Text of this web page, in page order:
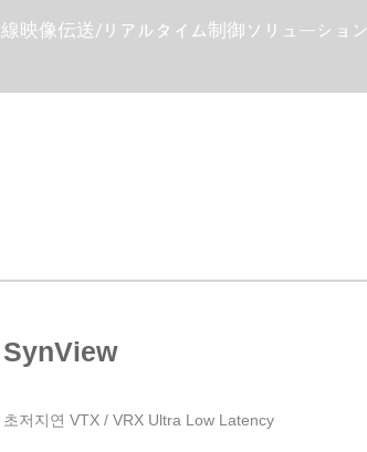
映像伝送/リアルタイム制御ソリューション
SynView
​초저지연 VTX / VRX Ultra Low Latency